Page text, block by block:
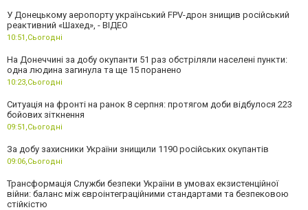
У Донецькому аеропорту український FPV-дрон знищив російський
реактивний «Шахед», - ВІДЕО
10:51,Сьогодні
На Донеччині за добу окупанти 51 раз обстріляли населені пункти:
одна людина загинула та ще 15 поранено
10:23,Сьогодні
Ситуація на фронті на ранок 8 серпня: протягом доби відбулося 223
бойових зіткнення
09:51,Сьогодні
За добу захисники України знищили 1190 російських окупантів
09:06,Сьогодні
Трансформація Служби безпеки України в умовах екзистенційної
війни: баланс між євроінтеграційними стандартами та безпековою
стійкістю